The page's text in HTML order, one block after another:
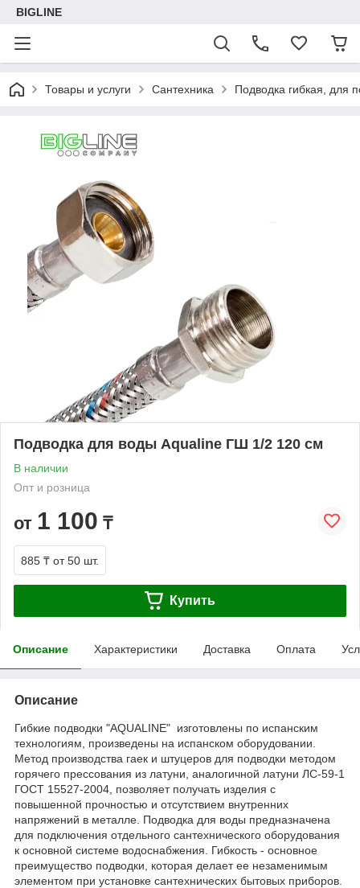
BIGLINE
Товары и услуги Сантехника Подводка гибкая, для
Подводка для воды Aqualine ГШ 1/2 120 см
В наличии
Опт и розница
от 1 100 ₸
885 ₸ от 50 шт.
Купить
Описание Характеристики Доставка Оплата
Описание
Гибкие подводки "AQUALINE" изготовлены по испанским
технологиям, произведены на испанском оборудовании.
Метод производства гаек и штуцеров для подводки методом
горячего прессования из латуни, аналогичной латуни ЛС-59-1
ГОСТ 15527-2004, позволяет получать изделия с
повышенной прочностью и отсутствием внутренних
напряжений в металле. Подводка для воды предназначена
для подключения отдельного сантехнического оборудования
к основной системе водоснабжения. Гибкость - основное
преимущество подводки, которая делает ее незаменимым
элементом при установке сантехнических бытовых приборов.